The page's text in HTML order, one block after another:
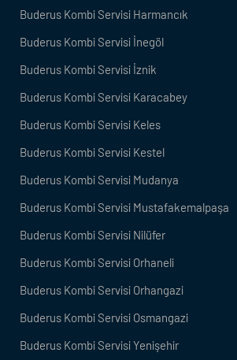
Buderus Kombi Servisi Harmancık
Buderus Kombi Servisi İnegöl
Buderus Kombi Servisi İznik
Buderus Kombi Servisi Karacabey
Buderus Kombi Servisi Keles
Buderus Kombi Servisi Kestel
Buderus Kombi Servisi Mudanya
Buderus Kombi Servisi Mustafakemalpaşa
Buderus Kombi Servisi Nilüfer
Buderus Kombi Servisi Orhaneli
Buderus Kombi Servisi Orhangazi
Buderus Kombi Servisi Osmangazi
Buderus Kombi Servisi Yenişehir